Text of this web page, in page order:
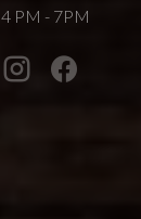
4 PM - 7PM